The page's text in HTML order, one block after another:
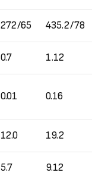
272/65 435.2/78
0.7 1.12
0.01 0.16
12.0 19.2
5.7 9.12